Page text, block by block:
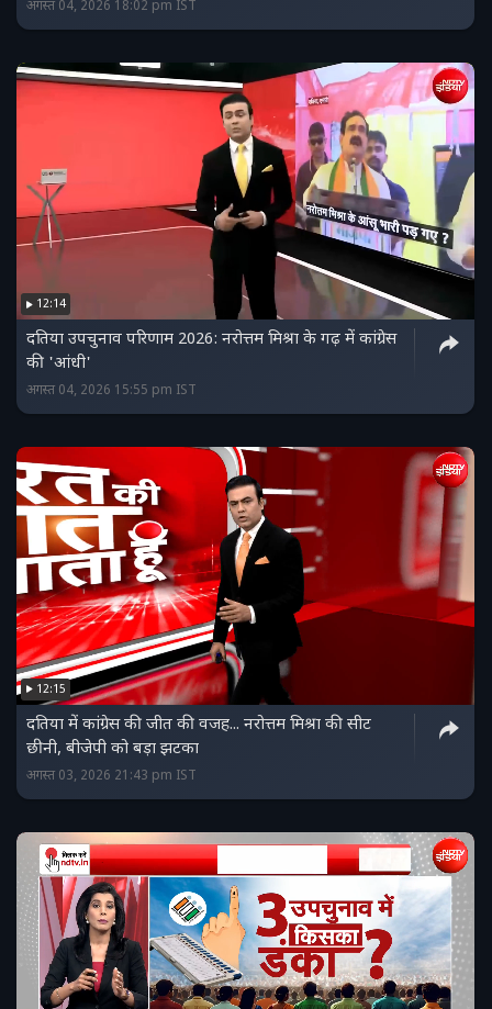
अगस्त 04, 2026 18:02 pm IST
12:14
दतिया उपचुनाव परिणाम 2026: नरोत्तम मिश्रा के गढ़ में कांग्रेस
की 'आंधी'
अगस्त 04, 2026 15:55 pm IST
12:15
दतिया में कांग्रेस की जीत की वजह... नरोत्तम मिश्रा की सीट
छीनी, बीजेपी को बड़ा झटका
अगस्त 03, 2026 21:43 pm IST